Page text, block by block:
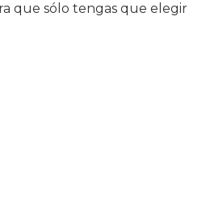
que sólo tengas que elegir